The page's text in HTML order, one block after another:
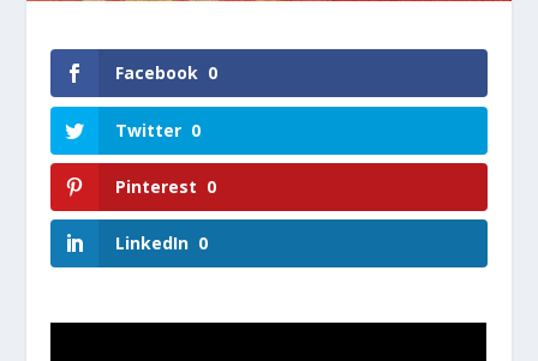
Facebook 0
Twitter 0
Pinterest 0
LinkedIn 0